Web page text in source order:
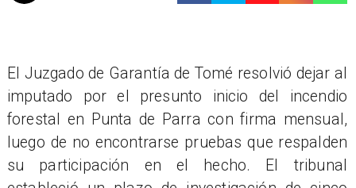
El Juzgado de Garantía de Tomé resolvió dejar al
imputado por el presunto inicio del incendio
forestal en Punta de Parra con firma mensual,
luego de no encontrarse pruebas que respalden
su participación en el hecho. El tribunal